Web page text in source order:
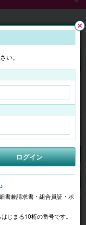
ログイン
マイページ
検索
取扱いしておりません。
い。
ログイン
書兼請求書・組合員証・ポ
じまる10桁の番号です。